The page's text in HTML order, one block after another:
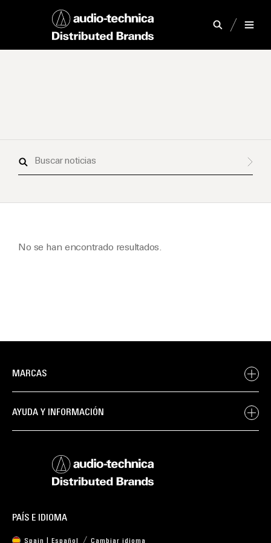
Buscar
No se han encontrado resultados.
MARCAS
AYUDA Y INFORMACIÓN
PAÍS E IDIOMA
Spain | Español Cambiar idioma